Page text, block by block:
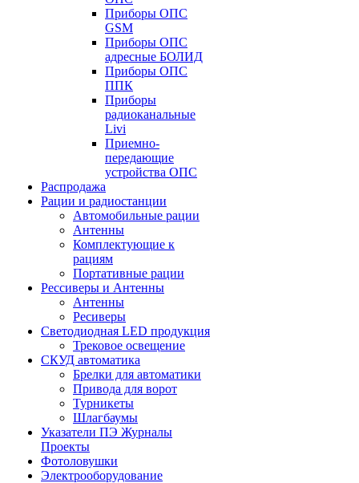
Приборы ОПС
GSM
Приборы ОПС
адресные БОЛИД
Приборы ОПС
ППК
Приборы
радиоканальные
Livi
Приемно-
передающие
устройства ОПС
Распродажа
Рации и радиостанции
Автомобильные рации
Антенны
Комплектующие к
рациям
Портативные рации
Рессиверы и Антенны
Антенны
Ресиверы
Светодиодная LED продукция
Трековое освещение
СКУД автоматика
Брелки для автоматики
Привода для ворот
Турникеты
Шлагбаумы
Указатели ПЭ Журналы
Проекты
Фотоловушки
Электрооборудование